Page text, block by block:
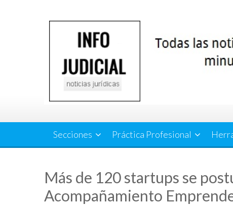
Secciones Práctica Profesional
Más de 120 startups se
Acompañamiento